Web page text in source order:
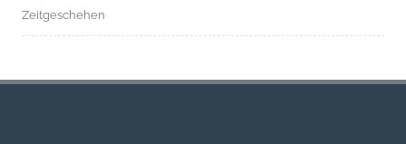
Zeitgeschehen